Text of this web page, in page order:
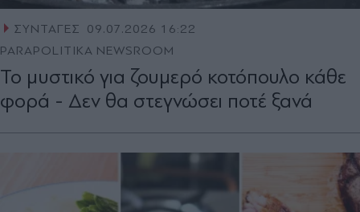
ΣΥΝΤΑΓΕΣ
09.07.2026 16:22
PARAPOLITIKA NEWSROOM
Το μυστικό για ζουμερό κοτόπουλο κάθε
φορά - Δεν θα στεγνώσει ποτέ ξανά